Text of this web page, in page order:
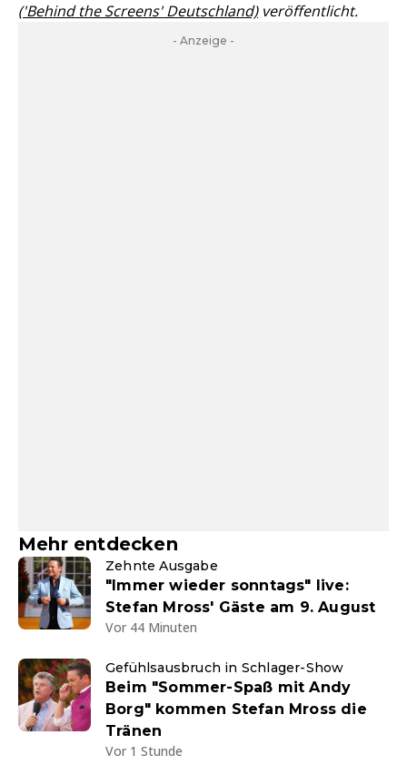
('Behind the Screens' Deutschland)veröffentlicht.
- Anzeige -
Mehr entdecken
Zehnte Ausgabe
"Immer wieder sonntags" live:
Stefan Mross' Gäste am 9. August
Vor 44 Minuten
Gefühlsausbruch in Schlager-Show
Beim "Sommer-Spaß mit Andy
Borg" kommen Stefan Mross die
Tränen
Vor 1 Stunde